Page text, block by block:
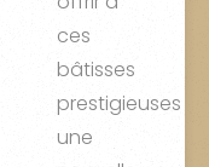
ces
bâtisses
prestigieuses
une